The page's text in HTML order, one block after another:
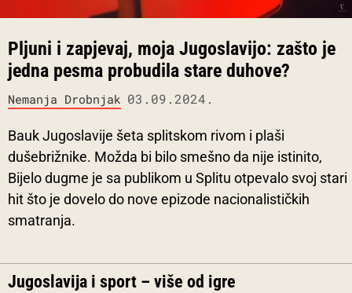
Pljuni i zapjevaj, moja Jugoslavijo: zašto je
jedna pesma probudila stare duhove?
Nemanja Drobnjak 03.09.2024.
Bauk Jugoslavije šeta splitskom rivom i plaši
dušebrižnike. Možda bi bilo smešno da nije istinito,
Bijelo dugme je sa publikom u Splitu otpevalo svoj stari
hit što je dovelo do nove epizode nacionalističkih
smatranja.
Jugoslavija i sport – više od igre